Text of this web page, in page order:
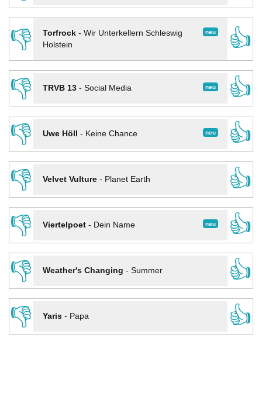
👎
neu
Torfrock- Wir Unterkellern Schleswig
Holstein
👍
👎
neu
TRVB 13- Social Media
👍
👎
neu
Uwe Höll - Keine Chance
👍
👎
Velvet Vulture- Planet Earth
👍
👎
neu
Viertelpoet- Dein Name
👍
👎
Weather's Changing - Summer
👍
👎
Yaris- Papa 👍